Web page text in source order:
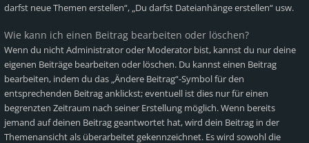
darfst neue Themen erstellen“, „Du darfst Dateianhänge erstellen“ usw.
Wie kann ich einen Beitrag bearbeiten oder löschen?
Wenn du nicht Administrator oder Moderator bist, kannst du nur deine
eigenen Beiträge bearbeiten oder löschen. Du kannst einen Beitrag
bearbeiten, indem du das „Ändere Beitrag“-Symbol für den
entsprechenden Beitrag anklickst; eventuell ist dies nur für einen
begrenzten Zeitraum nach seiner Erstellung möglich. Wenn bereits
jemand auf deinen Beitrag geantwortet hat, wird dein Beitrag in der
Themenansicht als überarbeitet gekennzeichnet. Es wird sowohl die